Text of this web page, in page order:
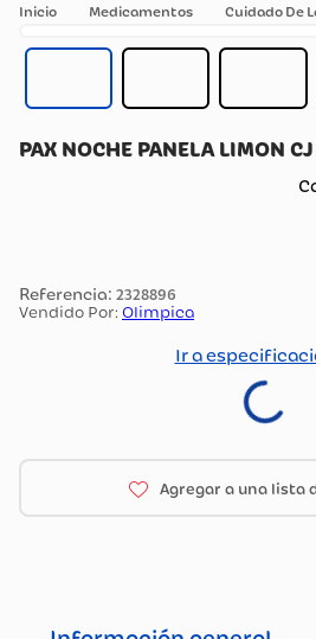
Medicamentos Cuidado De
PAX NOCHE PANELA LIMON
: 2328896
Vendido Por: Olimpica
Ir a